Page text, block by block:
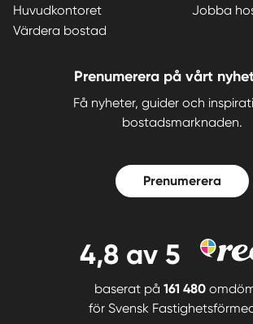
Huvudkontoret
Värdera bostad
Jobba
Prenumerera på vårt
Få nyheter, guider och
bostadsmarknaden.
Prenumerera
4,8 av 5
baserat på 161 480
för Svensk